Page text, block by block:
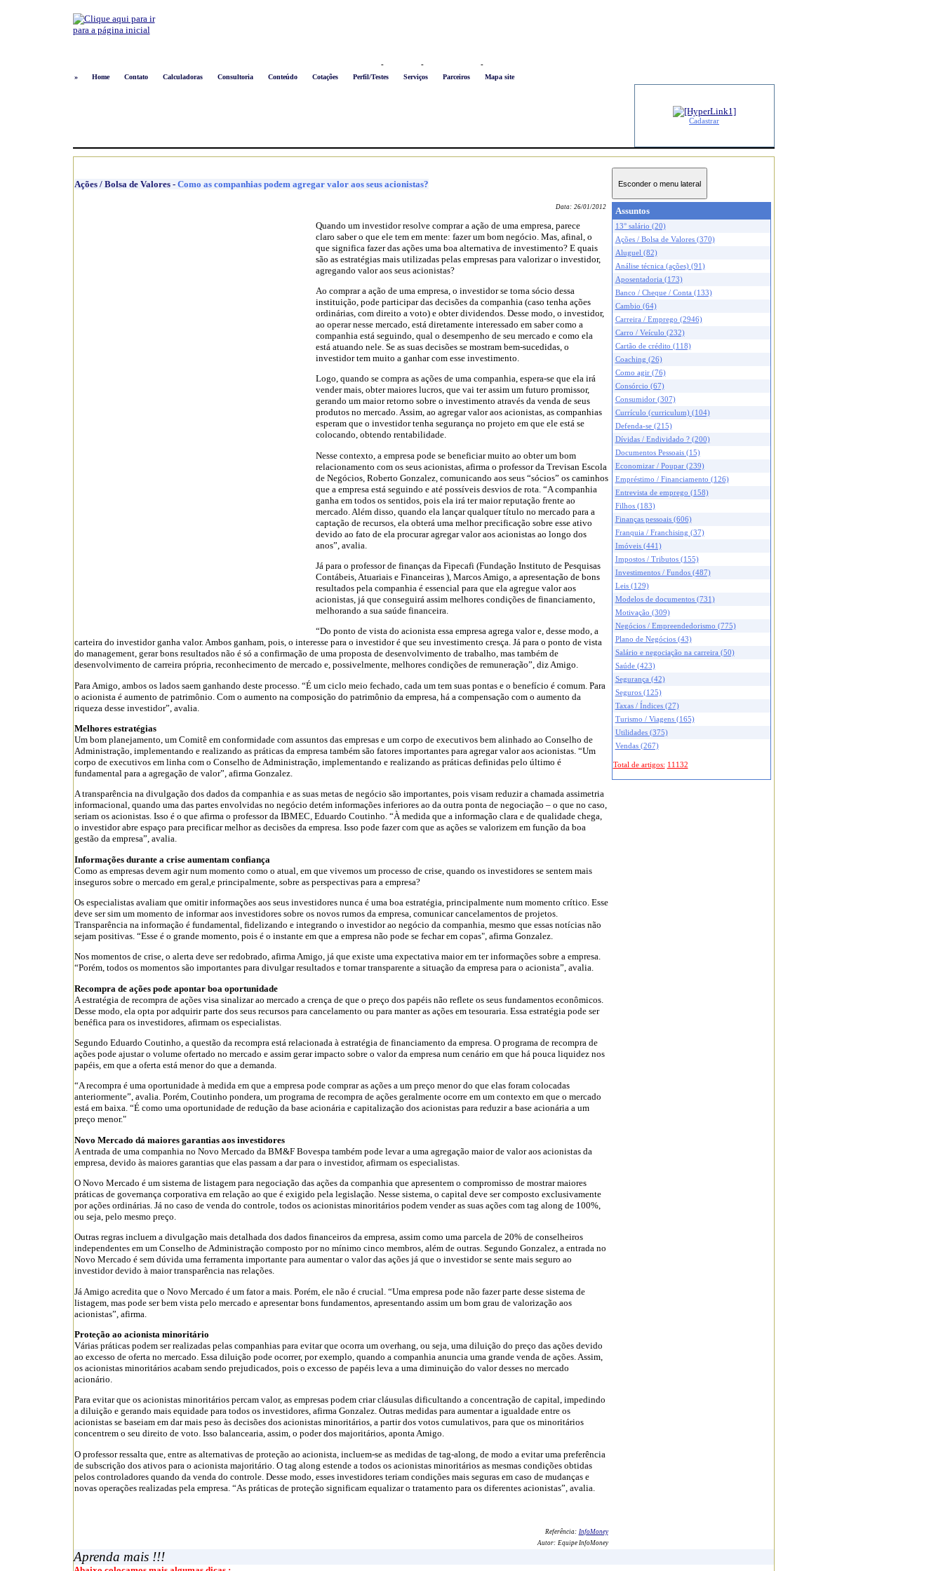
- - -
»
Home Contato Calculadoras Consultoria Conteúdo Cotações Perfil/Testes Serviços Parceiros Mapa site
Cadastrar
Assuntos
13° salário (20)
Ações / Bolsa de Valores (370)
Aluguel (82)
Análise técnica (ações) (91)
Aposentadoria (173)
Banco / Cheque / Conta (133)
Cambio (64)
Carreira / Emprego (2946)
Carro / Veículo (232)
Cartão de crédito (118)
Coaching (26)
Como agir (76)
Consórcio (67)
Consumidor (307)
Currículo (curriculum) (104)
Defenda-se (215)
Dívidas / Endividado ? (200)
Documentos Pessoais (15)
Economizar / Poupar (239)
Empréstimo / Financiamento (126)
Entrevista de emprego (158)
Filhos (183)
Finanças pessoais (606)
Franquia / Franchising (37)
Imóveis (441)
Impostos / Tributos (155)
Investimentos / Fundos (487)
Leis (129)
Modelos de documentos (731)
Motivação (309)
Negócios / Empreendedorismo (775)
Plano de Negócios (43)
Salário e negociação na carreira (50)
Saúde (423)
Segurança (42)
Seguros (125)
Taxas / Índices (27)
Turismo / Viagens (165)
Utilidades (375)
Vendas (267)
Total de artigos: 11132
Ações / Bolsa de Valores- Como as companhias podem agregar valor aos seus acionistas?
Data: 26/01/2012
Quando um investidor resolve comprar a ação de uma empresa, parece
claro saber o que ele tem em mente: fazer um bom negócio. Mas, afinal, o
que significa fazer das ações uma boa alternativa de investimento? E quais
são as estratégias mais utilizadas pelas empresas para valorizar o investidor,
agregando valor aos seus acionistas?
Ao comprar a ação de uma empresa, o investidor se torna sócio dessa
instituição, pode participar das decisões da companhia (caso tenha ações
ordinárias, com direito a voto) e obter dividendos. Desse modo, o investidor,
ao operar nesse mercado, está diretamente interessado em saber como a
companhia está seguindo, qual o desempenho de seu mercado e como ela
está atuando nele. Se as suas decisões se mostram bem-sucedidas, o
investidor tem muito a ganhar com esse investimento.
Logo, quando se compra as ações de uma companhia, espera-se que ela irá
vender mais, obter maiores lucros, que vai ter assim um futuro promissor,
gerando um maior retorno sobre o investimento através da venda de seus
produtos no mercado. Assim, ao agregar valor aos acionistas, as companhias
esperam que o investidor tenha segurança no projeto em que ele está se
colocando, obtendo rentabilidade.
Nesse contexto, a empresa pode se beneficiar muito ao obter um bom
relacionamento com os seus acionistas, afirma o professor da Trevisan Escola
de Negócios, Roberto Gonzalez, comunicando aos seus “sócios” os caminhos
que a empresa está seguindo e até possíveis desvios de rota. “A companhia
ganha em todos os sentidos, pois ela irá ter maior reputação frente ao
mercado. Além disso, quando ela lançar qualquer título no mercado para a
captação de recursos, ela obterá uma melhor precificação sobre esse ativo
devido ao fato de ela procurar agregar valor aos acionistas ao longo dos
anos”, avalia.
Já para o professor de finanças da Fipecafi (Fundação Instituto de Pesquisas
Contábeis, Atuariais e Financeiras ), Marcos Amigo, a apresentação de bons
resultados pela companhia é essencial para que ela agregue valor aos
acionistas, já que conseguirá assim melhores condições de financiamento,
melhorando a sua saúde financeira.
“Do ponto de vista do acionista essa empresa agrega valor e, desse modo, a
carteira do investidor ganha valor. Ambos ganham, pois, o interesse para o investidor é que seu investimento cresça. Já para o ponto de vista
do management, gerar bons resultados não é só a confirmação de uma proposta de desenvolvimento de trabalho, mas também de
desenvolvimento de carreira própria, reconhecimento de mercado e, possivelmente, melhores condições de remuneração”, diz Amigo.
Para Amigo, ambos os lados saem ganhando deste processo. “É um ciclo meio fechado, cada um tem suas pontas e o benefício é comum. Para
o acionista é aumento de patrimônio. Com o aumento na composição do patrimônio da empresa, há a compensação com o aumento da
riqueza desse investidor”, avalia.
Melhores estratégias
Um bom planejamento, um Comitê em conformidade com assuntos das empresas e um corpo de executivos bem alinhado ao Conselho de
Administração, implementando e realizando as práticas da empresa também são fatores importantes para agregar valor aos acionistas. “Um
corpo de executivos em linha com o Conselho de Administração, implementando e realizando as práticas definidas pelo último é
fundamental para a agregação de valor”, afirma Gonzalez.
A transparência na divulgação dos dados da companhia e as suas metas de negócio são importantes, pois visam reduzir a chamada assimetria
informacional, quando uma das partes envolvidas no negócio detém informações inferiores ao da outra ponta de negociação – o que no caso,
seriam os acionistas. Isso é o que afirma o professor da IBMEC, Eduardo Coutinho. “À medida que a informação clara e de qualidade chega,
o investidor abre espaço para precificar melhor as decisões da empresa. Isso pode fazer com que as ações se valorizem em função da boa
gestão da empresa”, avalia.
Informações durante a crise aumentam confiança
Como as empresas devem agir num momento como o atual, em que vivemos um processo de crise, quando os investidores se sentem mais
inseguros sobre o mercado em geral,e principalmente, sobre as perspectivas para a empresa?
Os especialistas avaliam que omitir informações aos seus investidores nunca é uma boa estratégia, principalmente num momento crítico. Esse
deve ser sim um momento de informar aos investidores sobre os novos rumos da empresa, comunicar cancelamentos de projetos.
Transparência na informação é fundamental, fidelizando e integrando o investidor ao negócio da companhia, mesmo que essas notícias não
sejam positivas. “Esse é o grande momento, pois é o instante em que a empresa não pode se fechar em copas", afirma Gonzalez.
Nos momentos de crise, o alerta deve ser redobrado, afirma Amigo, já que existe uma expectativa maior em ter informações sobre a empresa.
“Porém, todos os momentos são importantes para divulgar resultados e tornar transparente a situação da empresa para o acionista”, avalia.
Recompra de ações pode apontar boa oportunidade
A estratégia de recompra de ações visa sinalizar ao mercado a crença de que o preço dos papéis não reflete os seus fundamentos econômicos.
Desse modo, ela opta por adquirir parte dos seus recursos para cancelamento ou para manter as ações em tesouraria. Essa estratégia pode ser
benéfica para os investidores, afirmam os especialistas.
Segundo Eduardo Coutinho, a questão da recompra está relacionada à estratégia de financiamento da empresa. O programa de recompra de
ações pode ajustar o volume ofertado no mercado e assim gerar impacto sobre o valor da empresa num cenário em que há pouca liquidez nos
papéis, em que a oferta está menor do que a demanda.
“A recompra é uma oportunidade à medida em que a empresa pode comprar as ações a um preço menor do que elas foram colocadas
anteriormente”, avalia. Porém, Coutinho pondera, um programa de recompra de ações geralmente ocorre em um contexto em que o mercado
está em baixa. “É como uma oportunidade de redução da base acionária e capitalização dos acionistas para reduzir a base acionária a um
preço menor."
Novo Mercado dá maiores garantias aos investidores
A entrada de uma companhia no Novo Mercado da BM&F Bovespa também pode levar a uma agregação maior de valor aos acionistas da
empresa, devido às maiores garantias que elas passam a dar para o investidor, afirmam os especialistas.
O Novo Mercado é um sistema de listagem para negociação das ações da companhia que apresentem o compromisso de mostrar maiores
práticas de governança corporativa em relação ao que é exigido pela legislação. Nesse sistema, o capital deve ser composto exclusivamente
por ações ordinárias. Já no caso de venda do controle, todos os acionistas minoritários podem vender as suas ações com tag along de 100%,
ou seja, pelo mesmo preço.
Outras regras incluem a divulgação mais detalhada dos dados financeiros da empresa, assim como uma parcela de 20% de conselheiros
independentes em um Conselho de Administração composto por no mínimo cinco membros, além de outras. Segundo Gonzalez, a entrada no
Novo Mercado é sem dúvida uma ferramenta importante para aumentar o valor das ações já que o investidor se sente mais seguro ao
investidor devido à maior transparência nas relações.
Já Amigo acredita que o Novo Mercado é um fator a mais. Porém, ele não é crucial. “Uma empresa pode não fazer parte desse sistema de
listagem, mas pode ser bem vista pelo mercado e apresentar bons fundamentos, apresentando assim um bom grau de valorização aos
acionistas”, afirma.
Proteção ao acionista minoritário
Várias práticas podem ser realizadas pelas companhias para evitar que ocorra um overhang, ou seja, uma diluição do preço das ações devido
ao excesso de oferta no mercado. Essa diluição pode ocorrer, por exemplo, quando a companhia anuncia uma grande venda de ações. Assim,
os acionistas minoritários acabam sendo prejudicados, pois o excesso de papéis leva a uma diminuição do valor desses no mercado
acionário.
Para evitar que os acionistas minoritários percam valor, as empresas podem criar cláusulas dificultando a concentração de capital, impedindo
a diluição e gerando mais equidade para todos os investidores, afirma Gonzalez. Outras medidas para aumentar a igualdade entre os
acionistas se baseiam em dar mais peso às decisões dos acionistas minoritários, a partir dos votos cumulativos, para que os minoritários
concentrem o seu direito de voto. Isso balancearia, assim, o poder dos majoritários, aponta Amigo.
O professor ressalta que, entre as alternativas de proteção ao acionista, incluem-se as medidas de tag-along, de modo a evitar uma preferência
de subscrição dos ativos para o acionista majoritário. O tag along estende a todos os acionistas minoritários as mesmas condições obtidas
pelos controladores quando da venda do controle. Desse modo, esses investidores teriam condições mais seguras em caso de mudanças e
novas operações realizadas pela empresa. “As práticas de proteção significam equalizar o tratamento para os diferentes acionistas”, avalia.
Referência: InfoMoney
Autor: Equipe InfoMoney
Aprenda mais !!!